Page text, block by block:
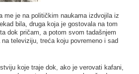
me je na političkim naukama izdvojila iz
bila, druga koja je gostovala na tom
dok pričam, a potom svom tadašnjem
televiziju, treća koju povremeno i sad
koje traje dok, ako je verovati kafani,